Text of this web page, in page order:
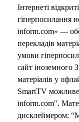
Інтернеті
гіперпосилання
inform.com» —
перекладів
умови
сайт іноземного
матеріалів у
SmartTV
inform.com".
дисклеймером: